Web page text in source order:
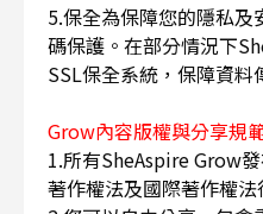
5.保全為保障您的隱私
碼保護。在部分情況下
SSL保全系統，保障資料
Grow內容版權與分享規
1.所有SheAspire Grow
著作權法及國際著作權法